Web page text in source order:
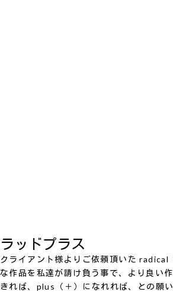
ラッドプラス
クライアント様よりご依頼頂いた radical
な作品を私達が請け負う事で、より良い
きれば、plus（＋）になれれば、との願